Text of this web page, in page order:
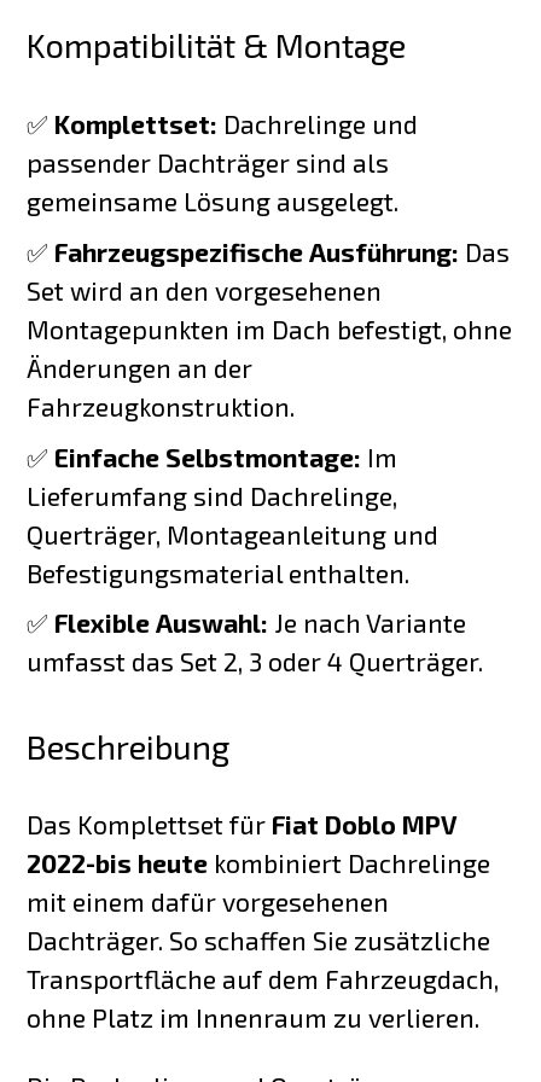
Kompatibilität & Montage
✅ Komplettset: Dachrelinge und
passender Dachträger sind als
gemeinsame Lösung ausgelegt.
✅ Fahrzeugspezifische Ausführung: Das
Set wird an den vorgesehenen
Montagepunkten im Dach befestigt, ohne
Änderungen an der
Fahrzeugkonstruktion.
✅ Einfache Selbstmontage: Im
Lieferumfang sind Dachrelinge,
Querträger, Montageanleitung und
Befestigungsmaterial enthalten.
✅ Flexible Auswahl: Je nach Variante
umfasst das Set 2, 3 oder 4 Querträger.
Beschreibung
Das Komplettset für Fiat Doblo MPV
2022-bis heute kombiniert Dachrelinge
mit einem dafür vorgesehenen
Dachträger. So schaffen Sie zusätzliche
Transportfläche auf dem Fahrzeugdach,
ohne Platz im Innenraum zu verlieren.